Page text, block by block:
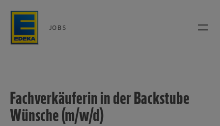
JOBS
Fachverkäuferin in der Backstube
Wünsche (m/w/d)